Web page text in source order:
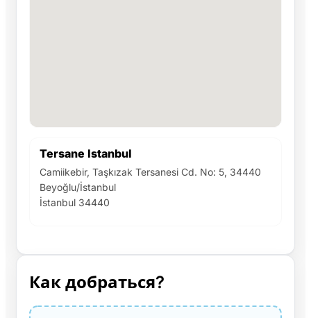
Tersane Istanbul
Camiikebir, Taşkızak Tersanesi Cd. No: 5, 34440
Beyoğlu/İstanbul
İstanbul 34440
Как добраться?